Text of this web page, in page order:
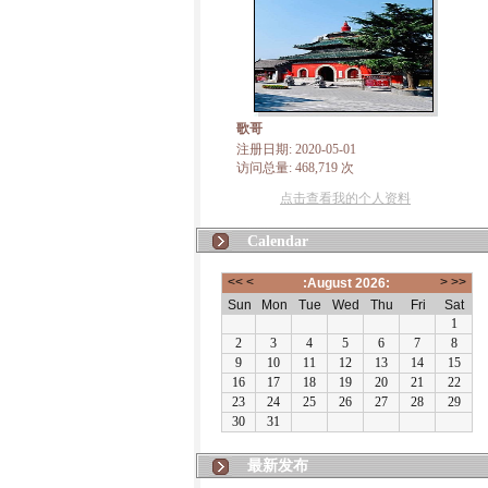
歌哥
注册日期: 2020-05-01
访问总量: 468,719 次
点击查看我的个人资料
Calendar
最新发布